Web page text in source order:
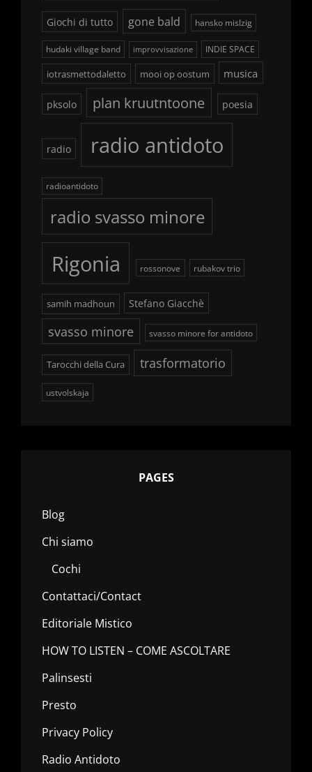
Giochi di tutto gone bald hansko mislzig
hudaki village band improvvisazione INDIE SPACE
iotrasmettodaletto mooi op oostum musica
pksolo plan kruutntoone poesia
radio radio antidoto
radioantidoto
radio svasso minore
Rigonia rossonove rubakov trio
samih madhoun Stefano Giacchè
svasso minore svasso minore for antidoto
Tarocchi della Cura trasformatorio
ustvolskaja
PAGES
Blog
Chi siamo
Cochi
Contattaci/Contact
Editoriale Mistico
HOW TO LISTEN – COME ASCOLTARE
Palinsesti
Presto
Privacy Policy
Radio Antidoto